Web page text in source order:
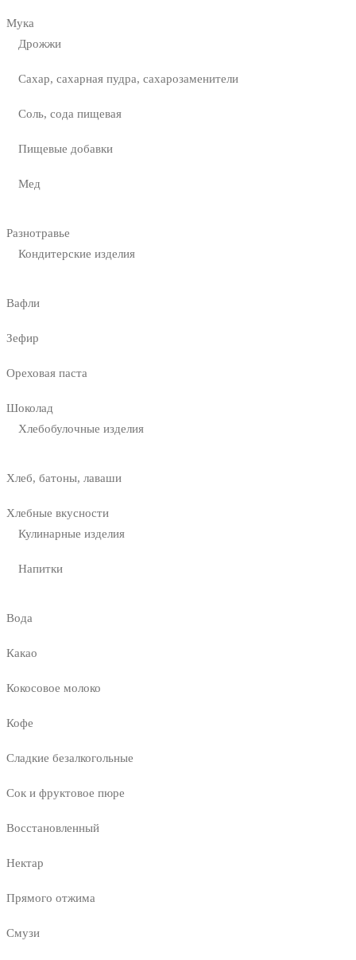
Мука
Дрожжи
Сахар, сахарная пудра, сахарозаменители
Соль, сода пищевая
Пищевые добавки
Мед
Разнотравье
Кондитерские изделия
Вафли
Зефир
Ореховая паста
Шоколад
Хлебобулочные изделия
Хлеб, батоны, лаваши
Хлебные вкусности
Кулинарные изделия
Напитки
Вода
Какао
Кокосовое молоко
Кофе
Сладкие безалкогольные
Сок и фруктовое пюре
Восстановленный
Нектар
Прямого отжима
Смузи